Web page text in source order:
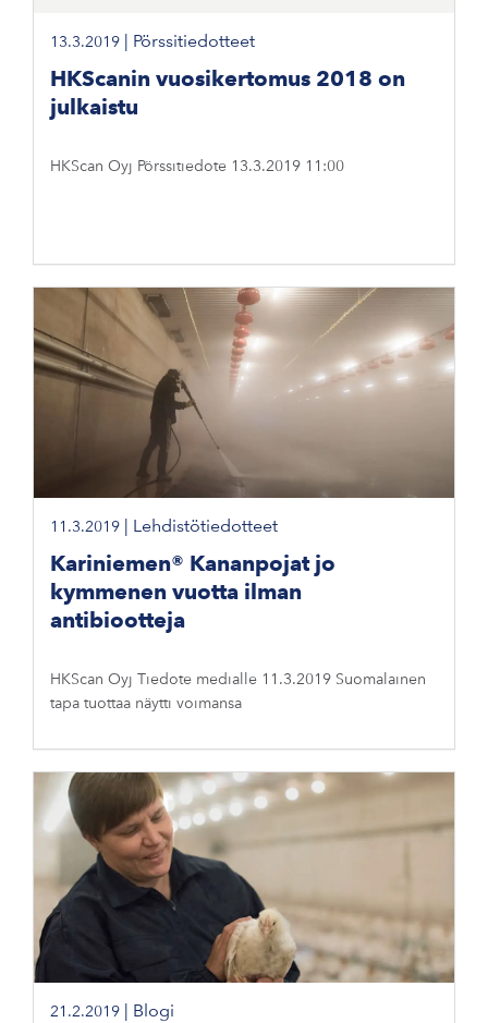
13.3.2019 Pörssitiedotteet
HKScanin vuosikertomus 2018 on
julkaistu
HKScan Oyj Pörssitiedote 13.3.2019 11:00
11.3.2019 Lehdistötiedotteet
Kariniemen® Kananpojat jo
kymmenen vuotta ilman
antibiootteja
HKScan Oyj Tiedote medialle 11.3.2019 Suomalainen
tapa tuottaa näytti voimansa
21.2.2019 Blogi